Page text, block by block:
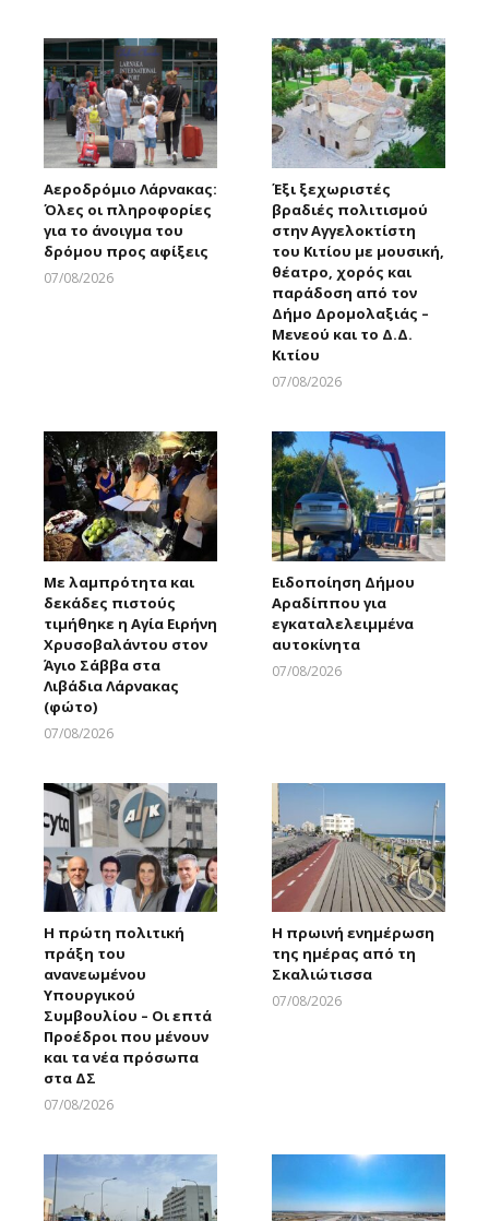
Αεροδρόμιο Λάρνακας:
Όλες οι πληροφορίες
για το άνοιγμα του
δρόμου προς αφίξεις
07/08/2026
Έξι ξεχωριστές
βραδιές πολιτισμού
στην Αγγελοκτίστη
του Κιτίου με μουσική,
θέατρο, χορός και
παράδοση από τον
Δήμο Δρομολαξιάς –
Μενεού και το Δ.Δ.
Κιτίου
07/08/2026
Με λαμπρότητα και
δεκάδες πιστούς
τιμήθηκε η Αγία Ειρήνη
Χρυσοβαλάντου στον
Άγιο Σάββα στα
Λιβάδια Λάρνακας
(φώτο)
07/08/2026
Ειδοποίηση Δήμου
Αραδίππου για
εγκαταλελειμμένα
αυτοκίνητα
07/08/2026
Η πρώτη πολιτική
πράξη του
ανανεωμένου
Υπουργικού
Συμβουλίου – Οι επτά
Προέδροι που μένουν
και τα νέα πρόσωπα
στα ΔΣ
07/08/2026
Η πρωινή ενημέρωση
της ημέρας από τη
Σκαλιώτισσα
07/08/2026